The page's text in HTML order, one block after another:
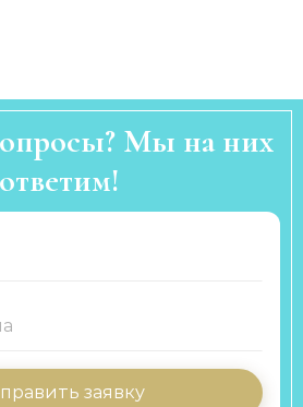
Мы на них
ответим!
заявку